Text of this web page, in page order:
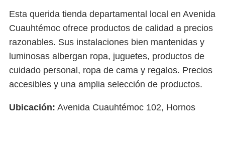
Esta querida tienda departamental local en Avenida
Cuauhtémoc ofrece productos de calidad a precios
razonables. Sus instalaciones bien mantenidas y
luminosas albergan ropa, juguetes, productos de
cuidado personal, ropa de cama y regalos. Precios
accesibles y una amplia selección de productos.
Ubicación: Avenida Cuauhtémoc 102, Hornos